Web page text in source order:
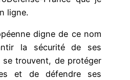
ligne.
digne de ce nom
la sécurité de ses
se trouvent, de protéger
et de défendre ses